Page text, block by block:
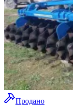
Продано